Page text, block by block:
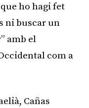
ho hagi fet
ni buscar un
amb el
com a
Cañas